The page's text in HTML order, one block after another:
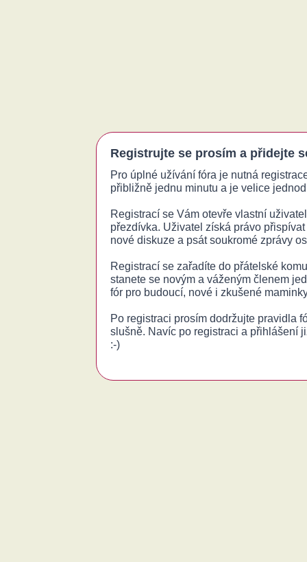
Registrujte se prosím a přidejte
Pro úplné užívání fóra je nutná
přibližně jednu minutu a je velice
Registrací se Vám otevře vlastní
přezdívka. Uživatel získá právo
nové diskuze a psát soukromé zprávy
Registrací se zařadíte do přátelské
stanete se novým a váženým členem
fór pro budoucí, nové i zkušené
Po registraci prosím dodržujte pravidla
slušně. Navíc po registraci a přihlášení
:-)